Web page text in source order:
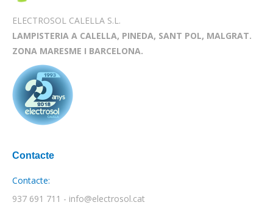
ELECTROSOL CALELLA S.L.
LAMPISTERIA A CALELLA, PINEDA, SANT POL, MALGRAT.
ZONA MARESME I BARCELONA.
Contacte
Contacte:
937 691 711 - info@electrosol.cat